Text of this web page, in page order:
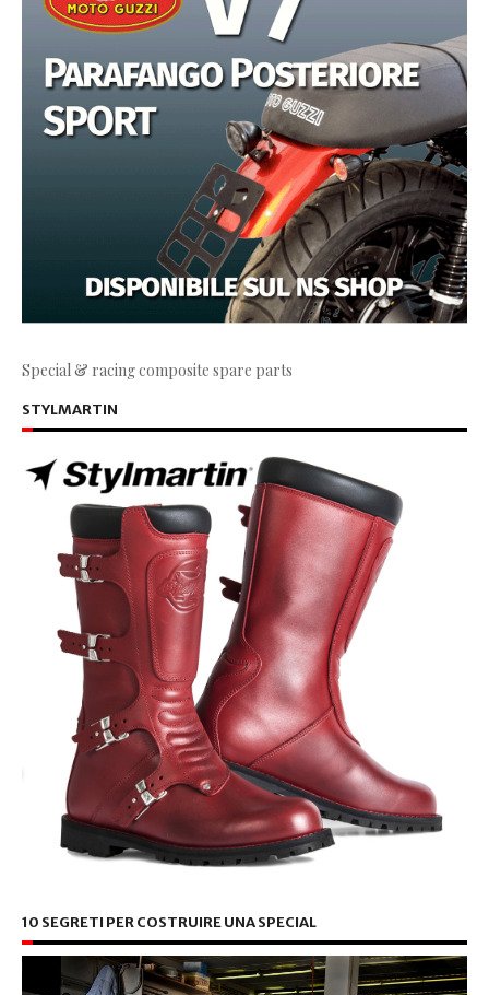
Special & racing composite spare parts
STYLMARTIN
10 SEGRETI PER COSTRUIRE UNA SPECIAL